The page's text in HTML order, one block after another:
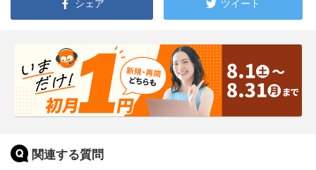
シェア ツイート
関連する質問